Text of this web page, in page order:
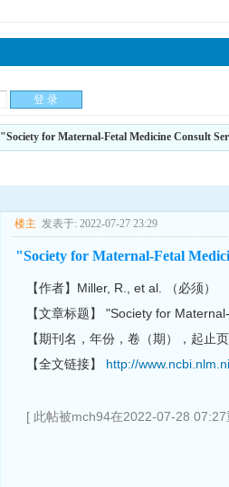
"Society for Maternal-Fetal Medicine Consult
楼主 发表于: 2022-07-27 23:29
"Society for Maternal-Fetal
【作者】Miller, R., et al. （必须）
【文章标题】 "Society for
【期刊名，年份，卷（期），起止
【全文链接】 http://
[ 此帖被mch94在2022-07-28 07:27